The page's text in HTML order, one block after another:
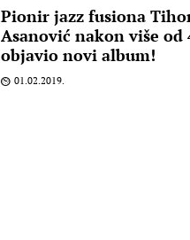
Pionir jazz fusiona
Asanović nakon više od
objavio novi album!
01.02.2019.